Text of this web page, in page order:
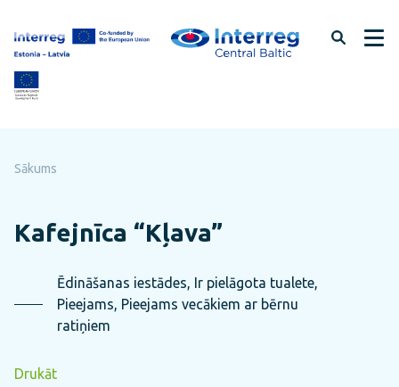
uz
lapas
saturu
Sākums
Kafejnīca “Kļava”
Ēdināšanas iestādes, Ir pielāgota tualete,
Pieejams, Pieejams vecākiem ar bērnu
ratiņiem
Drukāt